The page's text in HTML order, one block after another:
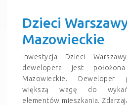
Dzieci
Mazowieckie
Inwestycja Dzieci
dewelopera jest
Mazowieckie. Deweloper
większą wagę do
elementów mieszkania.